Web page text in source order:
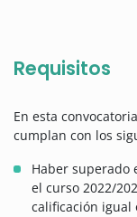
Requisitos
En esta
cumplan con los
Haber superado
el curso 2022/
calificación igual